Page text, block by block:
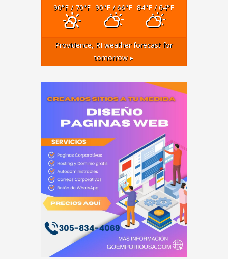
90°F/ 70°F 90°F/ 66°F 84°F/ 64°F
Providence, RI weather forecast for
tomorrow ▸